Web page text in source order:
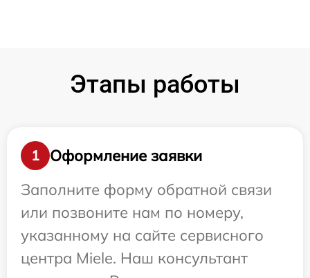
Этапы работы
1
Оформление заявки
Заполните форму обратной связи
или позвоните нам по номеру,
указанному на сайте сервисного
центра Miele. Наш консультант